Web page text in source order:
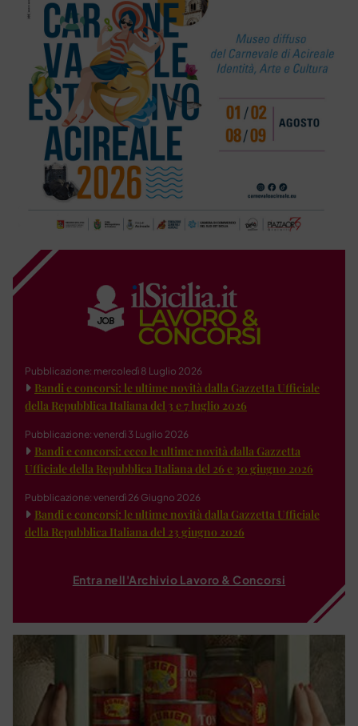
Pubblicazione: mercoledì 8 Luglio 2026
Bandi e concorsi: le ultime novità dalla Gazzetta Ufficiale
della Repubblica Italiana del 3 e 7 luglio 2026
Pubblicazione: venerdì 3 Luglio 2026
Bandi e concorsi: ecco le ultime novità dalla Gazzetta
Ufficiale della Repubblica Italiana del 26 e 30 giugno 2026
Pubblicazione: venerdì 26 Giugno 2026
Bandi e concorsi: le ultime novità dalla Gazzetta Ufficiale
della Repubblica Italiana del 23 giugno 2026
Entra nell'Archivio Lavoro & Concorsi